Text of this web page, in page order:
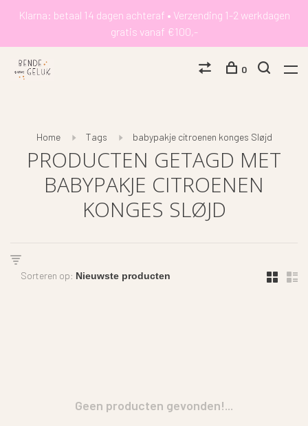
Klarna: betaal 14 dagen achteraf • Verzending 1-2 werkdagen
gratis vanaf €100,-
0
Home Tags babypakje citroenen konges Sløjd
PRODUCTEN GETAGD MET
BABYPAKJE CITROENEN
KONGES SLØJD
Sorteren op:
Geen producten gevonden!...